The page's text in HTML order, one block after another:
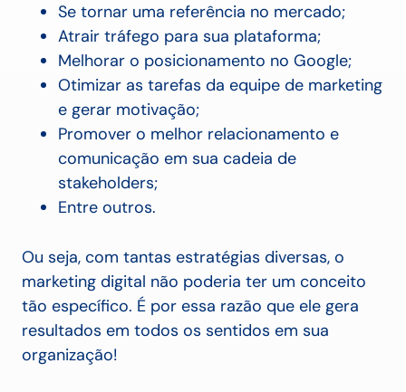
Se tornar uma referência no mercado;
Atrair tráfego para sua plataforma;
Melhorar o posicionamento no Google;
Otimizar as tarefas da equipe de marketing
e gerar motivação;
Promover o melhor relacionamento e
comunicação em sua cadeia de
stakeholders;
Entre outros.
Ou seja, com tantas estratégias diversas, o
marketing digital não poderia ter um conceito
tão específico. É por essa razão que ele gera
resultados em todos os sentidos em sua
organização!